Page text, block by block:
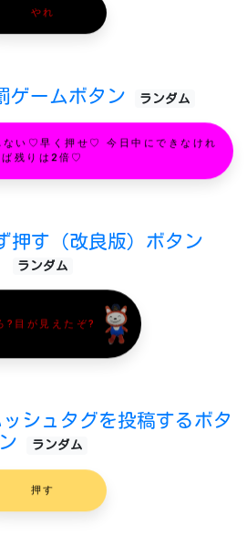
やれ
ゲームボタン ランダム
せ♡ 今日中にできなけれ
ば残りは2倍♡
押す（改良版）ボタン
ランダム
?目が見えたぞ?
シュタグを投稿するボタ
ン
ランダム
押す